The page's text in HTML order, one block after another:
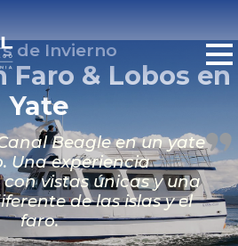
de Invierno
Faro & Lobos en
Yate
Beagle en un yate
Una experiencia
vistas únicas y una
de las islas y el
faro.